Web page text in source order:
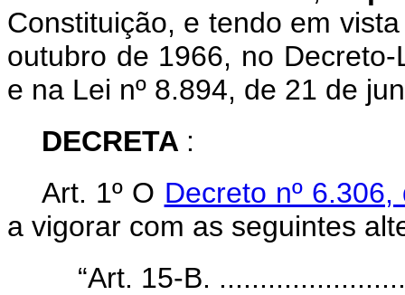
Constituição, e tendo em
outubro de 1966, no
e na Lei nº 8.894, de 21 de
DECRETA :
Art. 1º O Decreto nº
a vigorar com as seguintes
“Art. 15-B.